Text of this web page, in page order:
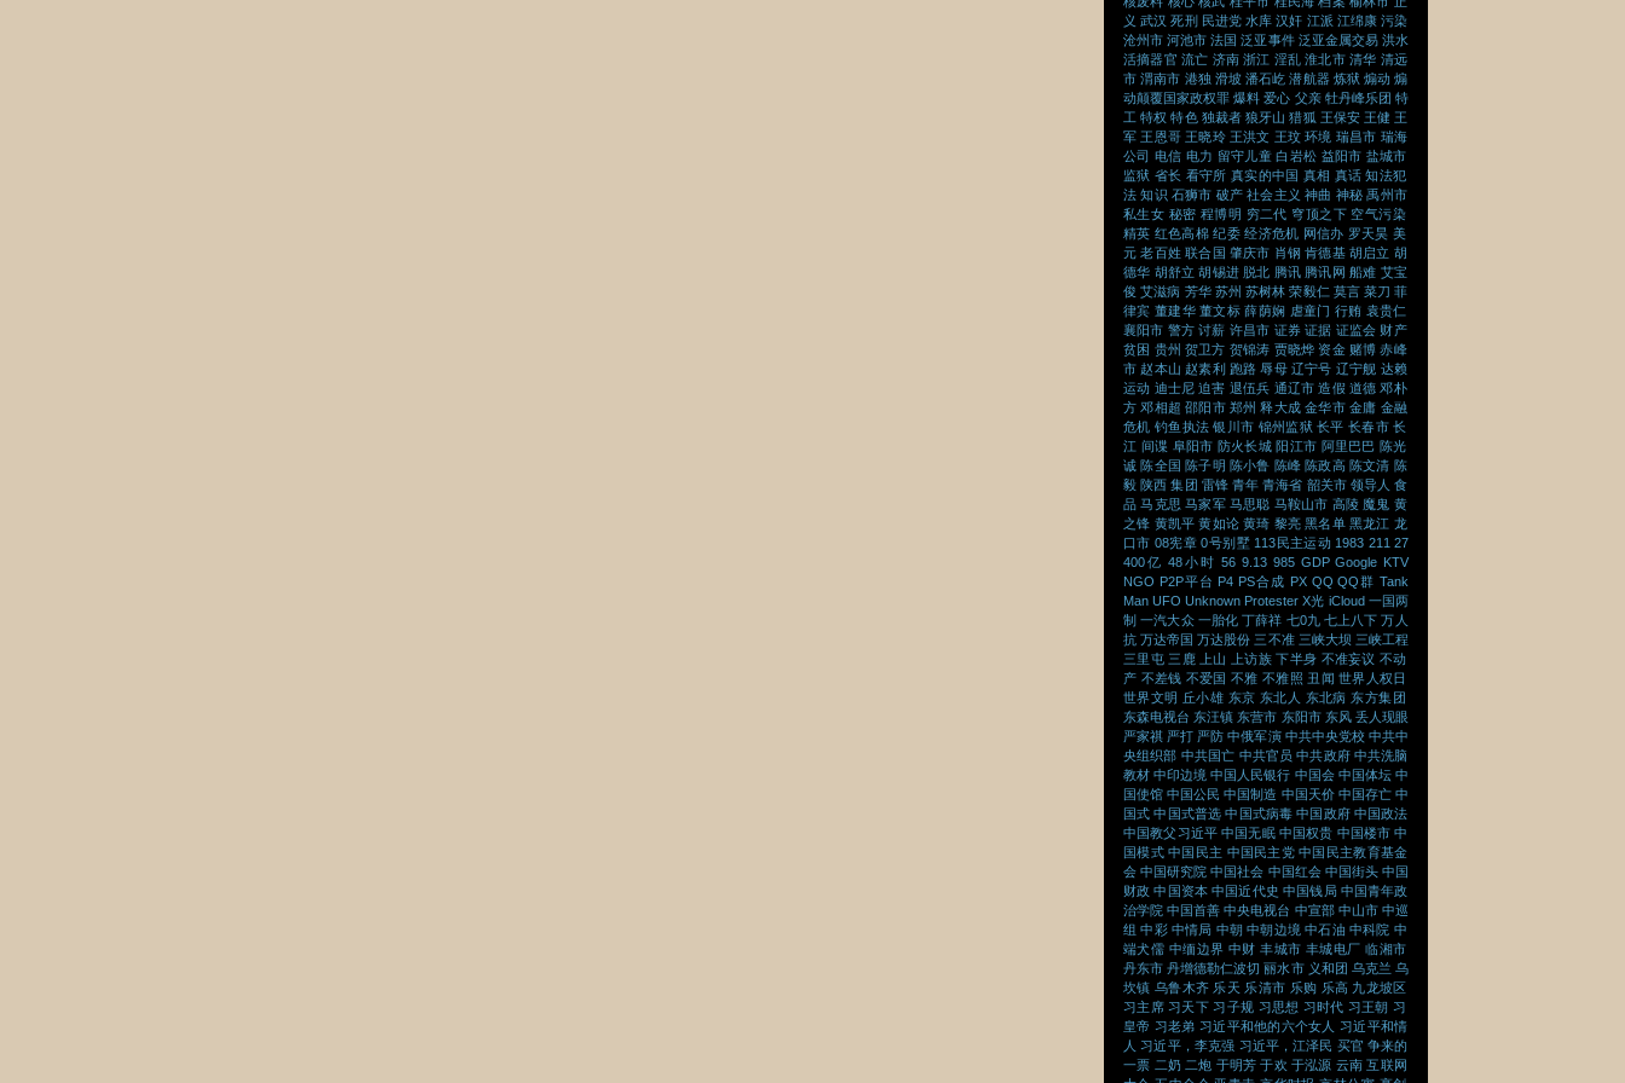
义 武汉 死刑 民进党 水库 汉奸 江派 江绵康 污染
沧州市 河池市 法国 泛亚事件 泛亚金属交易 洪水
活摘器官 流亡 济南 浙江 淫乱 淮北市 清华 清远
市 渭南市 港独 滑坡 潘石屹 潜航器 炼狱 煽动 煽
动颠覆国家政权罪 爆料 爱心 父亲 牡丹峰乐团 特
工 特权 特色 独裁者 狼牙山 猎狐 王保安 王健 王
军 王恩哥 王晓玲 王洪文 王玟 环境 瑞昌市 瑞海
公司 电信 电力 留守儿童 白岩松 益阳市 盐城市
监狱 省长 看守所 真实的中国 真相 真话 知法犯
法 知识 石狮市 破产 社会主义 神曲 神秘 禹州市
私生女 秘密 程博明 穷二代 穹顶之下 空气污染
精英 红色高棉 纪委 经济危机 网信办 罗天昊 美
元 老百姓 联合国 肇庆市 肖钢 肯德基 胡启立 胡
德华 胡舒立 胡锡进 脱北 腾讯 腾讯网 船难 艾宝
俊 艾滋病 芳华 苏州 苏树林 荣毅仁 莫言 菜刀 菲
律宾 董建华 董文标 薛荫娴 虐童门 行贿 袁贵仁
襄阳市 警方 讨薪 许昌市 证券 证据 证监会 财产
贫困 贵州 贺卫方 贺锦涛 贾晓烨 资金 赌博 赤峰
市 赵本山 赵素利 跑路 辱母 辽宁号 辽宁舰 达赖
运动 迪士尼 迫害 退伍兵 通辽市 造假 道德 邓朴
方 邓相超 邵阳市 郑州 释大成 金华市 金庸 金融
危机 钓鱼执法 银川市 锦州监狱 长平 长春市 长
江 间谍 阜阳市 防火长城 阳江市 阿里巴巴 陈光
诚 陈全国 陈子明 陈小鲁 陈峰 陈政高 陈文清 陈
毅 陕西 集团 雷锋 青年 青海省 韶关市 领导人 食
品 马克思 马家军 马思聪 马鞍山市 高陵 魔鬼 黄
之锋 黄凯平 黄如论 黄琦 黎亮 黑名单 黑龙江 龙
口市 08宪章 0号别墅 113民主运动 1983 211 27
400亿 48小时 56 9.13 985 GDP Google KTV
NGO P2P平台 P4 PS合成 PX QQ QQ群 Tank
Man UFO Unknown Protester X光 iCloud 一国两
制 一汽大众 一胎化 丁薛祥 七0九 七上八下 万人
抗 万达帝国 万达股份 三不准 三峡大坝 三峡工程
三里屯 三鹿 上山 上访族 下半身 不准妄议 不动
产 不差钱 不爱国 不雅 不雅照 丑闻 世界人权日
世界文明 丘小雄 东京 东北人 东北病 东方集团
东森电视台 东汪镇 东营市 东阳市 东风 丢人现眼
严家祺 严打 严防 中俄军演 中共中央党校 中共中
央组织部 中共国亡 中共官员 中共政府 中共洗脑
教材 中印边境 中国人民银行 中国会 中国体坛 中
国使馆 中国公民 中国制造 中国天价 中国存亡 中
国式 中国式普选 中国式病毒 中国政府 中国政法
中国教父习近平 中国无眠 中国权贵 中国楼市 中
国模式 中国民主 中国民主党 中国民主教育基金
会 中国研究院 中国社会 中国红会 中国街头 中国
财政 中国资本 中国近代史 中国钱局 中国青年政
治学院 中国首善 中央电视台 中宣部 中山市 中巡
组 中彩 中情局 中朝 中朝边境 中石油 中科院 中
端犬儒 中缅边界 中财 丰城市 丰城电厂 临湘市
丹东市 丹增德勒仁波切 丽水市 义和团 乌克兰 乌
坎镇 乌鲁木齐 乐天 乐清市 乐购 乐高 九龙坡区
习主席 习天下 习子规 习思想 习时代 习王朝 习
皇帝 习老弟 习近平和他的六个女人 习近平和情
人 习近平，李克强 习近平，江泽民 买官 争来的
一票 二奶 二炮 于明芳 于欢 于泓源 云南 互联网